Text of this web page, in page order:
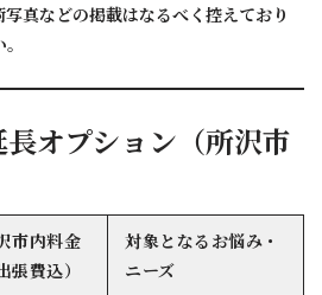
真などの掲載はなるべく控えており
オプション（所沢市
市内料金
張費込）
対象となるお悩み・
ニーズ